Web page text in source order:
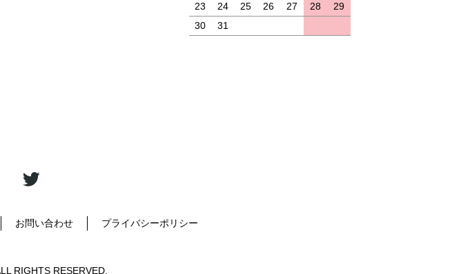
23
24 25 26 27 28
29
30
31
お問い合わせ プライバシーポリシー
RIGHTS RESERVED.